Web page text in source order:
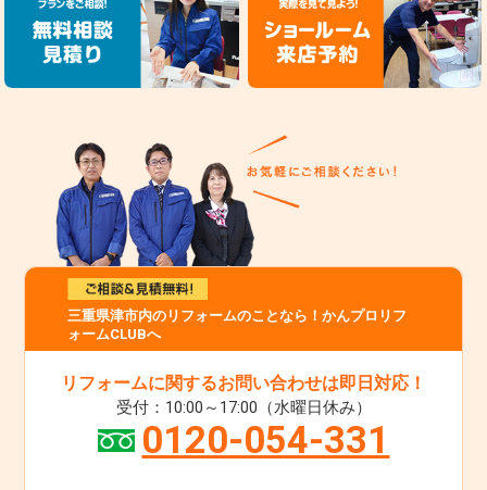
三重県津市内のリフォームのことなら！かんプロリフ
ォームCLUBへ
リフォームに関するお問い合わせは即日対応！
受付：10:00～17:00（水曜日休み）
0120-054-331